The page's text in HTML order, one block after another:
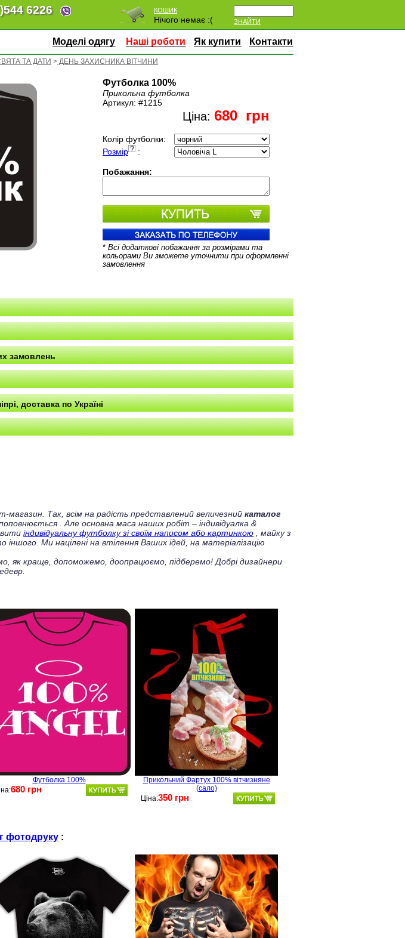
544 6226
ЗНАЙТИ
КОШИК
Нічого немає :(
Моделі одягу Наші роботи Як купити Контакти
ТА ДАТИ > ДЕНЬ ЗАХИСНИКА ВІТЧИНИ
Футболка 100%
Прикольна футболка
Артикул: #1215
Ціна: 680 грн
Колір футболки:
Розмір
:
Побажання:
* Всі додаткові побажання за розмірами та
кольорами Ви зможете уточнити при оформленні
замовлення
замовлень
доставка по Україні
Так, всім на радість представлений величезний каталог
. Але основна маса наших робіт – індивідуалка &
індивідуальну футболку зі своїм написом або картинкою , майку з
іншого. Ми націлені на втілення Ваших ідей, на матеріалізацію
як краще, допоможемо, доопрацюємо, підберемо! Добрі дизайнери
Футболка 100%
680 грн
Прикольний Фартух 100% вітчизняне
(сало)
Ціна:350 грн
фотодруку :